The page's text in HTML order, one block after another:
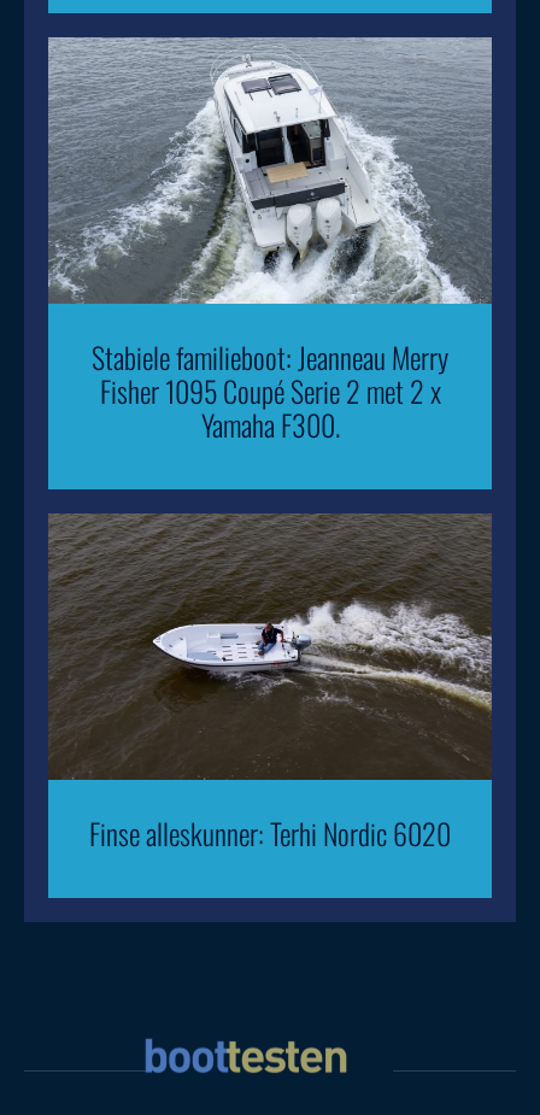
Stabiele familieboot: Jeanneau Merry
Fisher 1095 Coupé Serie 2 met 2 x
Yamaha F300.
Finse alleskunner: Terhi Nordic 6020